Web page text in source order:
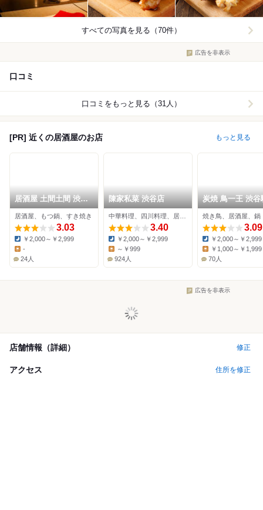
すべての写真を見る（70件）
広告を非表示
口コミ
口コミをもっと見る（31人）
[PR] 近くの居酒屋のお店 もっと見る
居酒屋 土間土間 渋谷
店
居酒屋、もつ鍋、すき焼き
3.03
Dinner:
￥2,000～￥2,999
Lunch:
-
24人
陳家私菜 渋谷店
3.40
Dinner:
￥2,000～￥2,999
～￥999
924人
炭焼 鳥一王 渋谷
店
焼き鳥、居酒屋、鍋
3.09
Dinner:
￥2,000～￥2,999
Lunch:
￥1,000～￥1,999
70人
広告を非表示
店舗情報（詳細） 修正
アクセス 住所を修正